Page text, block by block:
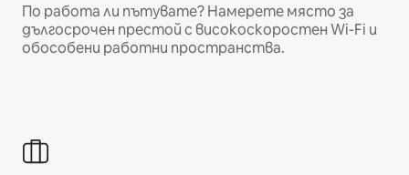
По работа ли пътувате? Намерете място за
дългосрочен престой с високоскоростен Wi-Fi и
обособени работни пространства.